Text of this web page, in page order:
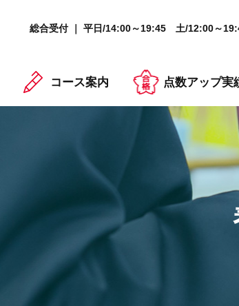
総合受付 ｜ 平日/14:00～19:45 土/12:00～
コース案内 点数アップ実